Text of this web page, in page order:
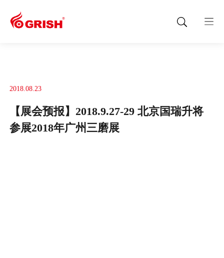
2018.08.23
【展会预报】2018.9.27-29 北京国瑞升将
参展2018年广州三磨展